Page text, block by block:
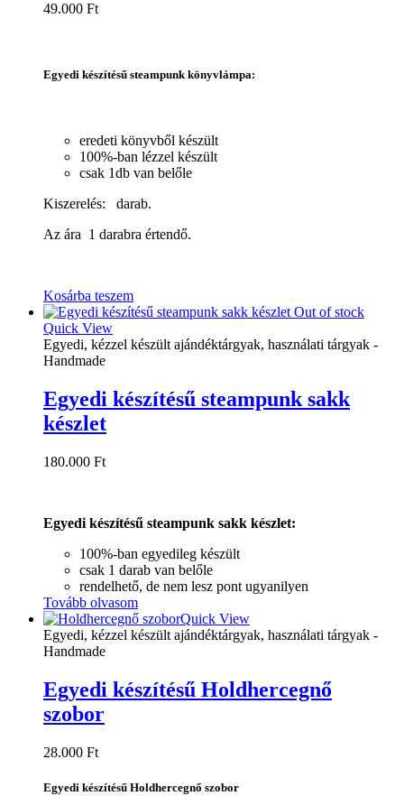
49.000 Ft
Egyedi készítésű steampunk könyvlámpa:
eredeti könyvből készült
100%-ban lézzel készült
csak 1db van belőle
Kiszerelés: darab.
Az ára 1 darabra értendő.
Kosárba teszem
Out of stock
Quick View
Egyedi, kézzel készült ajándéktárgyak, használati tárgyak -
Handmade
Egyedi készítésű steampunk sakk
készlet
180.000 Ft
Egyedi készítésű steampunk sakk készlet:
100%-ban egyedileg készült
csak 1 darab van belőle
rendelhető, de nem lesz pont ugyanilyen
Tovább olvasom
Quick View
Egyedi, kézzel készült ajándéktárgyak, használati tárgyak -
Handmade
Egyedi készítésű Holdhercegnő
szobor
28.000 Ft
Egyedi készítésű Holdhercegnő szobor